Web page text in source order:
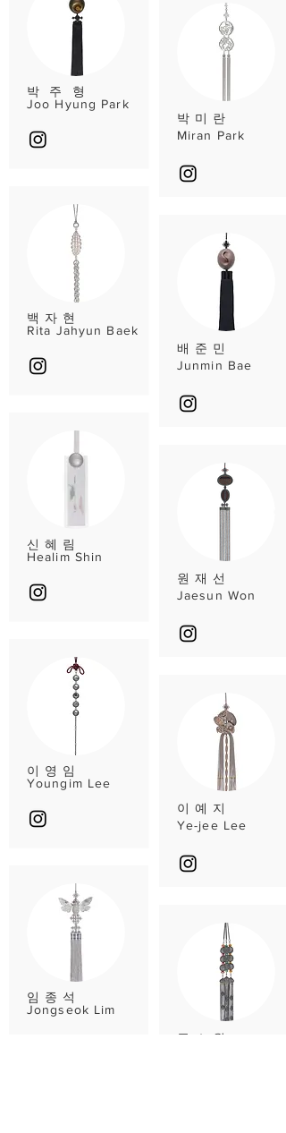
박 주 형
Joo Hyung Park
백 자 현
Rita Jahyun Baek
신 혜 림
Healim Shin
이 영 임
Youngim Lee
임 종 석
Jongseok Lim
박 미 란
Miran Park
배 준 민
Junmin Bae
원 재 선
Jaesun Won
이 예 지
Ye-jee Lee
주 소 원